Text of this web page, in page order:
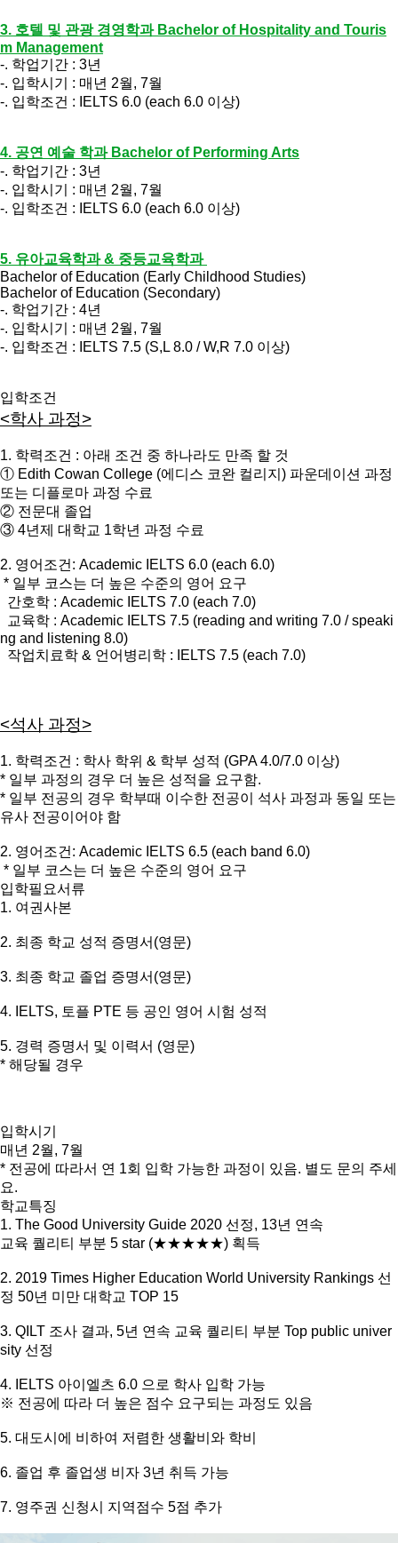
3. 호텔 및 관광 경영학과 Bachelor of Hospitality and Touris
m Management
-. 학업기간 : 3년
-. 입학시기 : 매년 2월, 7월
-. 입학조건 : IELTS 6.0 (each 6.0 이상)
4. 공연 예술 학과 Bachelor of Performing Arts
-. 학업기간 : 3년
-. 입학시기 : 매년 2월, 7월
-. 입학조건 : IELTS 6.0 (each 6.0 이상)
5. 유아교육학과 & 중등교육학과
Bachelor of Education (Early Childhood Studies)
Bachelor of Education (Secondary)
-. 학업기간 : 4년
-. 입학시기 : 매년 2월, 7월
-. 입학조건 : IELTS 7.5 (S,L 8.0 / W,R 7.0 이상)
입학조건
<학사 과정>
1. 학력조건 : 아래 조건 중 하나라도 만족 할 것
① Edith Cowan College (에디스 코완 컬리지) 파운데이션 과정
또는 디플로마 과정 수료
② 전문대 졸업
③ 4년제 대학교 1학년 과정 수료
2. 영어조건: Academic IELTS 6.0 (each 6.0)
* 일부 코스는 더 높은 수준의 영어 요구
간호학 : Academic IELTS 7.0 (each 7.0)
교육학 : Academic IELTS 7.5 (reading and writing 7.0 / speaki
ng and listening 8.0)
작업치료학 & 언어병리학 : IELTS 7.5 (each 7.0)
<석사 과정>
1. 학력조건 : 학사 학위 & 학부 성적 (GPA 4.0/7.0 이상)
* 일부 과정의 경우 더 높은 성적을 요구함.
* 일부 전공의 경우 학부때 이수한 전공이 석사 과정과 동일 또는
유사 전공이어야 함
2. 영어조건: Academic IELTS 6.5 (each band 6.0)
* 일부 코스는 더 높은 수준의 영어 요구
입학필요서류
1. 여권사본
2. 최종 학교 성적 증명서(영문)
3. 최종 학교 졸업 증명서(영문)
4. IELTS, 토플 PTE 등 공인 영어 시험 성적
5. 경력 증명서 및 이력서 (영문)
* 해당될 경우
입학시기
매년 2월, 7월
* 전공에 따라서 연 1회 입학 가능한 과정이 있음. 별도 문의 주세
요.
학교특징
1. The Good University Guide 2020 선정, 13년 연속
교육 퀄리티 부분 5 star (★★★★★) 획득
2. 2019 Times Higher Education World University Rankings 선
정 50년 미만 대학교 TOP 15
3. QILT 조사 결과, 5년 연속 교육 퀄리티 부분 Top public univer
sity 선정
4. IELTS 아이엘츠 6.0 으로 학사 입학 가능
※ 전공에 따라 더 높은 점수 요구되는 과정도 있음
5. 대도시에 비하여 저렴한 생활비와 학비
6. 졸업 후 졸업생 비자 3년 취득 가능
7. 영주권 신청시 지역점수 5점 추가